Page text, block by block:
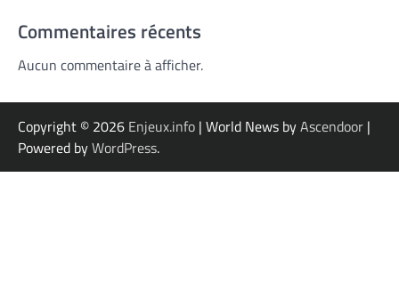
Commentaires récents
Aucun commentaire à afficher.
Copyright © 2026 Enjeux.info | World News byAscendoor |
Powered byWordPress.